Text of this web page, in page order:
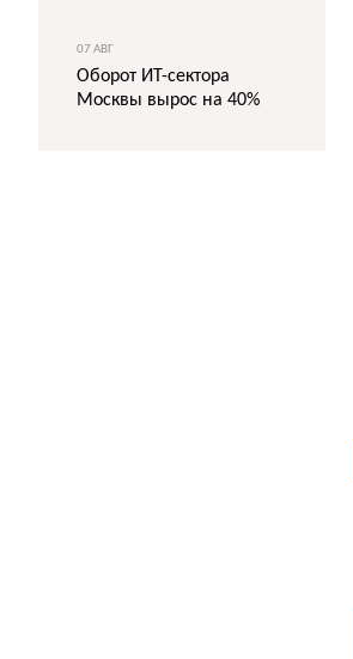
07 АВГ
Оборот ИТ-сектора
Москвы вырос на 40%